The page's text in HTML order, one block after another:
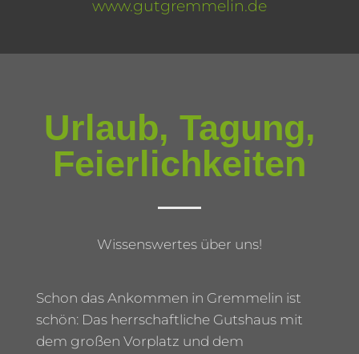
www.gutgremmelin.de
Urlaub, Tagung,
Feierlichkeiten
Wissenswertes über uns!
Schon das Ankommen in Gremmelin ist
schön: Das herrschaftliche Gutshaus mit
dem großen Vorplatz und dem